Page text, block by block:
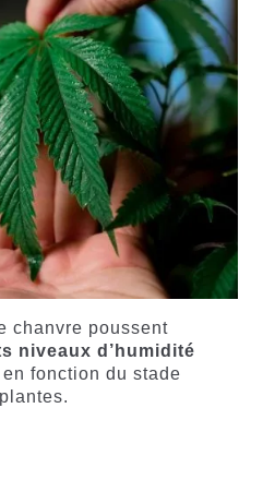
chanvre poussent
niveaux d’humidité
en fonction du stade